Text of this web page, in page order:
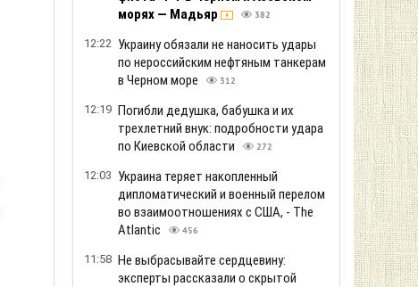
морях — Мадьяр
382
12:22 Украину обязали не наносить удары
по нероссийским нефтяным танкерам
в Черном море
312
12:19 Погибли дедушка, бабушка и их
трехлетний внук: подробности удара
по Киевской области
272
12:03 Украина теряет накопленный
дипломатический и военный перелом
во взаимоотношениях с США, - The
Atlantic
456
11:58 Не выбрасывайте сердцевину:
эксперты рассказали о скрытой